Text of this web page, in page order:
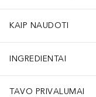
KAIP NAUDOTI
INGREDIENTAI
TAVO PRIVALUMAI